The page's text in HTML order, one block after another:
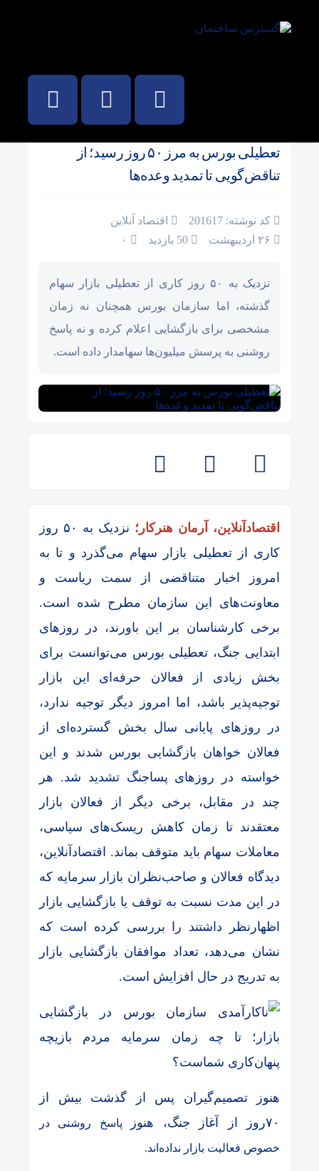
تعطیلی بورس به مرز ۵۰ روز رسید؛ از
تناقض‌گویی تا تمدید وعده‌ها
کد نوشته: 201617
اقتصاد آنلاین
۰
نزدیک به ۵۰ روز کاری از تعطیلی بازار سهام
گذشته، اما سازمان بورس همچنان نه زمان
مشخصی برای بازگشایی اعلام کرده و نه پاسخ
روشنی به پرسش میلیون‌ها سهامدار داده است.
اقتصادآنلاین، آرمان هنرکار؛
نزدیک به ۵۰ روز
کاری از تعطیلی بازار سهام می‌گذرد و تا به
امروز اخبار متناقضی از سمت ریاست و
معاونت‌های این سازمان مطرح شده است.
برخی کارشناسان بر این باورند، در روز‌های
ابتدایی جنگ، تعطیلی بورس می‌توانست برای
بخش زیادی از فعالان حرفه‌ای این بازار
توجیه‌پذیر باشد، اما امروز دیگر توجیه ندارد،
در روز‌های پایانی سال بخش گسترده‌ای از
فعالان خواهان بازگشایی بورس شدند و این
خواسته در روز‌های پساجنگ تشدید شد. هر
چند در مقابل، برخی دیگر از فعالان بازار
معتقدند تا زمان کاهش ریسک‌های سیاسی،
معاملات سهام باید متوقف بماند. اقتصادآنلاین،
دیدگاه فعالان و صاحب‌نظران بازار سرمایه که
در این مدت نسبت به توقف یا بازگشایی بازار
اظهارنظر داشتند را بررسی کرده است که
نشان می‌دهد، تعداد موافقان بازگشایی بازار
به تدریج در حال افزایش است.
هنوز تصمیم‌گیران پس از گذشت بیش از
۷۰روز از آغاز جنگ، هنوز
پاسخ روشنی در
خصوص فعالیت بازار نداده‌اند.